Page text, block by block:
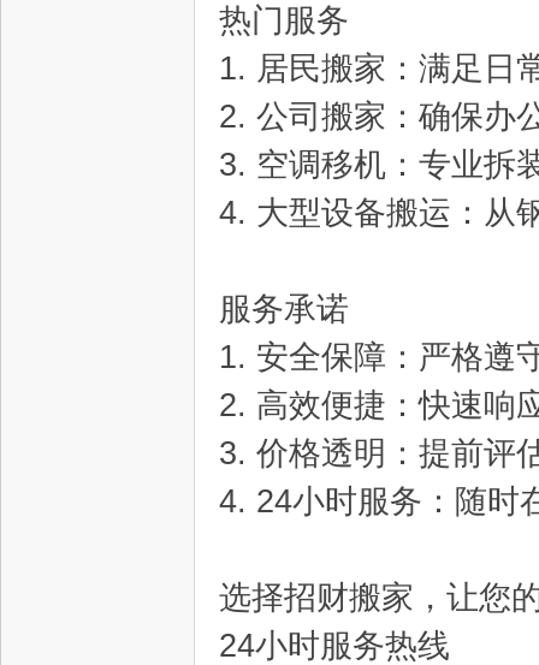
热门服务
1. 居民搬家：满足日
2. 公司搬家：确保办
3. 空调移机：专业拆
4. 大型设备搬运：从
服务承诺
1. 安全保障：严格遵
2. 高效便捷：快速响
3. 价格透明：提前评
4. 24小时服务：随时
选择招财搬家，让您
24小时服务热线